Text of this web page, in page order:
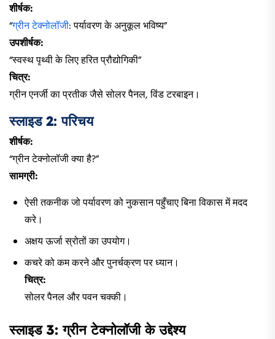
शीर्षक:
“ग्रीन टेक्नोलॉजी: पर्यावरण के अनुकूल भविष्य”
उपशीर्षक:
“स्वस्थ पृथ्वी के लिए हरित प्रौद्योगिकी”
चित्र:
ग्रीन एनर्जी का प्रतीक जैसे सोलर पैनल, विंड टरबाइन।
स्लाइड 2: परिचय
शीर्षक:
“ग्रीन टेक्नोलॉजी क्या है?”
सामग्री:
ऐसी तकनीक जो पर्यावरण को नुकसान पहुँचाए बिना विकास में मदद
करे।
अक्षय ऊर्जा स्रोतों का उपयोग।
कचरे को कम करने और पुनर्चक्रण पर ध्यान।
चित्र:
सोलर पैनल और पवन चक्की।
स्लाइड 3: ग्रीन टेक्नोलॉजी के उद्देश्य